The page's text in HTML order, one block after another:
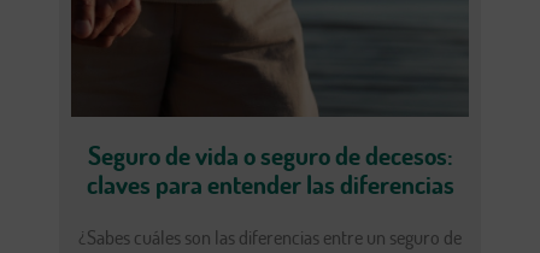
Seguro de vida o seguro de decesos:
claves para entender las diferencias
¿Sabes cuáles son las diferencias entre un seguro de